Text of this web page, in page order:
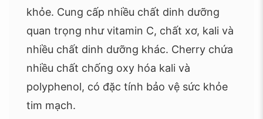
khỏe. Cung cấp nhiều chất dinh dưỡng
quan trọng như vitamin C, chất xơ, kali và
nhiều chất dinh dưỡng khác. Cherry chứa
nhiều chất chống oxy hóa kali và
polyphenol, có đặc tính bảo vệ sức khỏe
tim mạch.